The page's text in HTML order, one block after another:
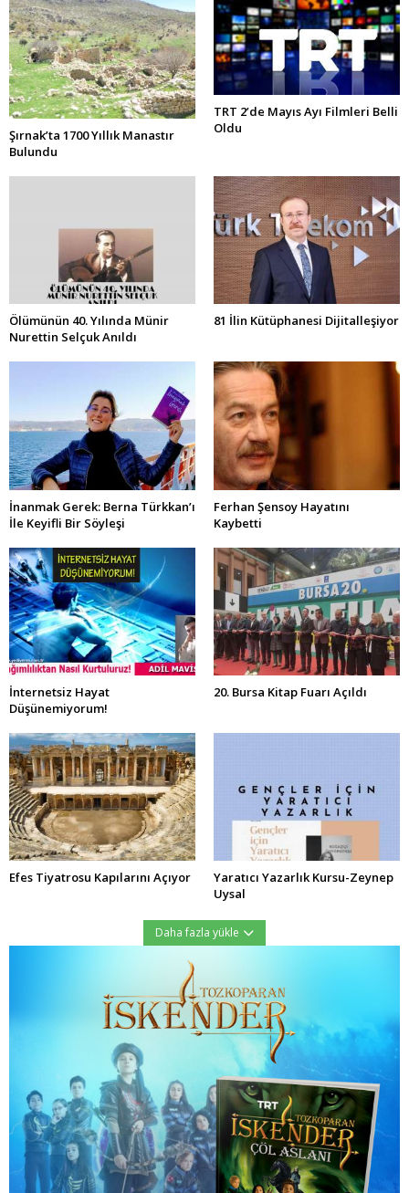
Şırnak’ta 1700 Yıllık Manastır
Bulundu
TRT 2’de Mayıs Ayı Filmleri Belli
Oldu
Ölümünün 40. Yılında Münir
Nurettin Selçuk Anıldı
81 İlin Kütüphanesi Dijitalleşiyor
İnanmak Gerek: Berna Türkkan’ı
İle Keyifli Bir Söyleşi
Ferhan Şensoy Hayatını
Kaybetti
İnternetsiz Hayat
Düşünemiyorum!
20. Bursa Kitap Fuarı Açıldı
Efes Tiyatrosu Kapılarını Açıyor
Yaratıcı Yazarlık Kursu-Zeynep
Uysal
Daha fazla yükle